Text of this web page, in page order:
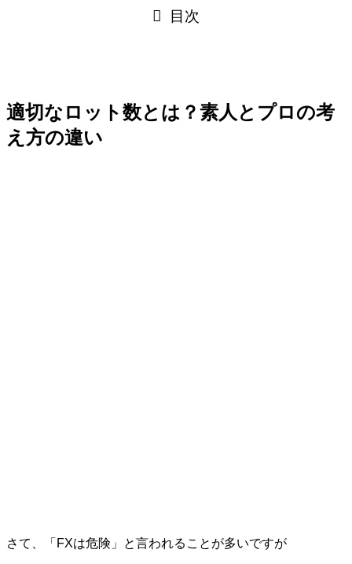
目次
適切なロット数とは？素人とプロの考
え方の違い
さて、「FXは危険」と言われることが多いですが